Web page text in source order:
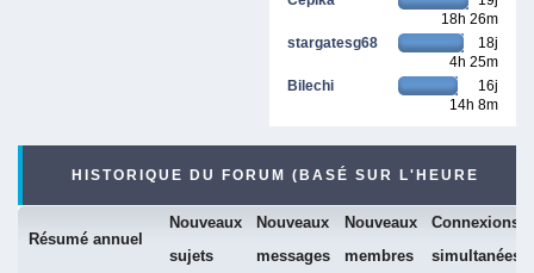
18h 26m
stargatesg68
18j
4h 25m
Bilechi
16j
14h 8m
HISTORIQUE DU FORUM (BASÉ SUR L'HEURE
Résumé annuel
Nouveaux
sujets
Nouveaux
messages
Nouveaux
membres
Connexions
simultanées